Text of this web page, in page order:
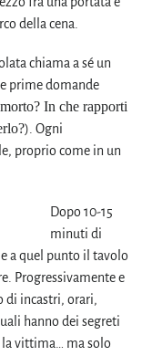
della cena.
chiama a sé un
prime domande
In che rapporti
). Ogni
proprio come in un
Dopo 10-15
minuti di
a quel punto il tavolo
Progressivamente e
di incastri, orari,
hanno dei segreti
la vittima… ma solo